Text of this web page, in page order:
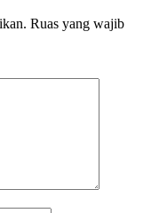
Ruas yang wajib